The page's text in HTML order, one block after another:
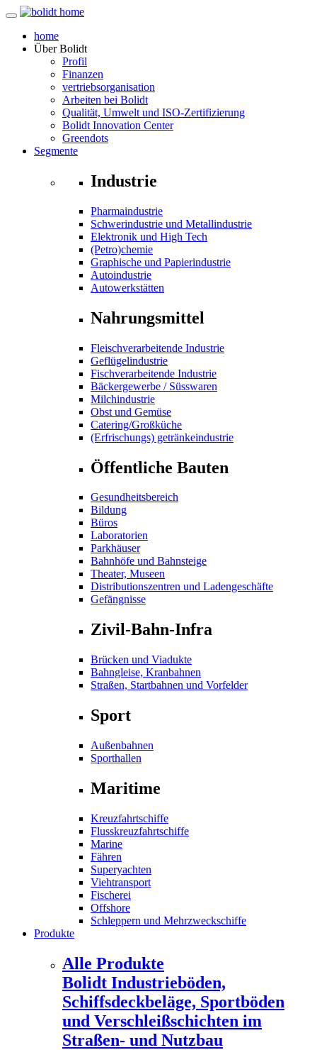
home
ÜberBolidt
Profil
Finanzen
vertriebsorganisation
Arbeiten bei Bolidt
Qualität, Umwelt und ISO-Zertifizierung
Bolidt Innovation Center
Greendots
Segmente
Industrie
Pharmaindustrie
Schwerindustrie und Metallindustrie
Elektronik und High Tech
(Petro)chemie
Graphische und Papierindustrie
Autoindustrie
Autowerkstätten
Nahrungsmittel
Fleischverarbeitende Industrie
Geflügelindustrie
Fischverarbeitende Industrie
Bäckergewerbe / Süsswaren
Milchindustrie
Obst und Gemüse
Catering/Großküche
(Erfrischungs) getränkeindustrie
Öffentliche Bauten
Gesundheitsbereich
Bildung
Büros
Laboratorien
Parkhäuser
Bahnhöfe und Bahnsteige
Theater, Museen
Distributionszentren und Ladengeschäfte
Gefängnisse
Zivil-Bahn-Infra
Brücken und Viadukte
Bahngleise, Kranbahnen
Straßen, Startbahnen und Vorfelder
Sport
Außenbahnen
Sporthallen
Maritime
Kreuzfahrtschiffe
Flusskreuzfahrtschiffe
Marine
Fähren
Superyachten
Viehtransport
Fischerei
Offshore
Schleppern und Mehrzweckschiffe
Produkte
Alle Produkte
Bolidt Industrieböden,
Schiffsdeckbeläge, Sportböden
und Verschleißschichten im
Straßen- und Nutzbau